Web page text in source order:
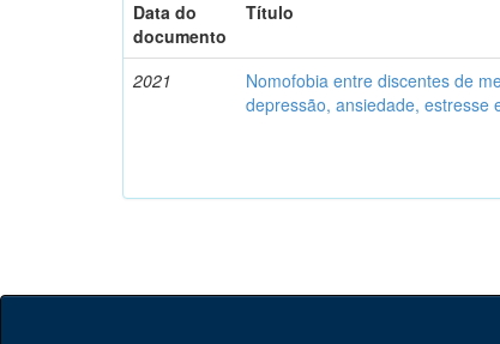
Data do
documento
Título
2021
Nomofobia entre discentes de
depressão, ansiedade, estresse